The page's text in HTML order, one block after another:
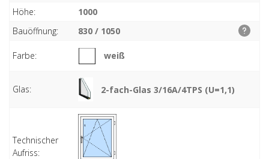
Höhe:
1000
Bauöffnung:
830 / 1050
Farbe: weiß
Glas: 2-fach-Glas 3/16A/4TPS (U=1,1)
Technischer
Aufriss: